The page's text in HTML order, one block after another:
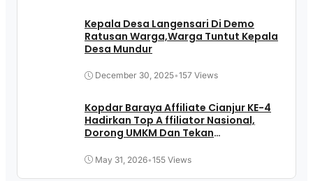
Kepala Desa Langensari Di Demo
Ratusan Warga,Warga Tuntut Kepala
Desa Mundur
December 30, 2025•157 Views
Kopdar Baraya Affiliate Cianjur KE-4
Hadirkan Top A ffiliator Nasional,
Dorong UMKM Dan Tekan
May 31, 2026•155 Views